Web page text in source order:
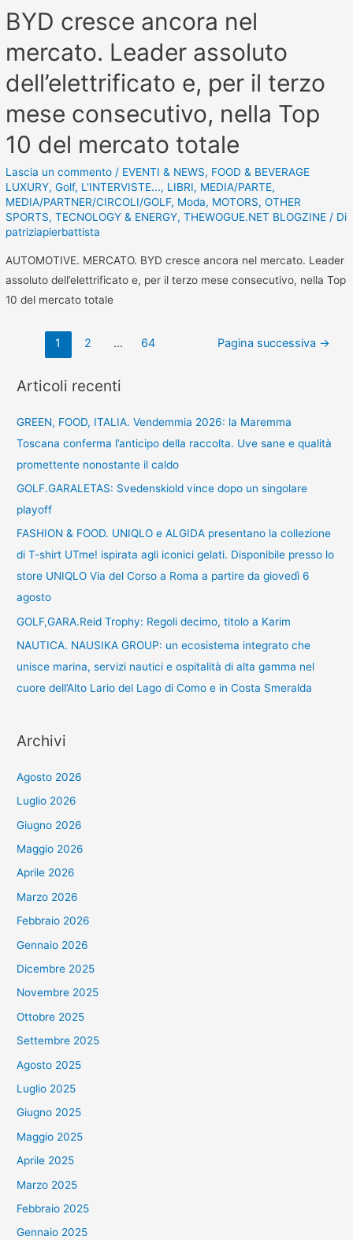
BYD cresce ancora nel
mercato. Leader assoluto
dell’elettrificato e, per il terzo
mese consecutivo, nella Top
10 del mercato totale
Lascia un commento / EVENTI & NEWS, FOOD & BEVERAGE
LUXURY,Golf, L'INTERVISTE..., LIBRI, MEDIA/PARTE,
MEDIA/PARTNER/CIRCOLI/GOLF, Moda, MOTORS,OTHER
SPORTS,TECNOLOGY & ENERGY,THEWOGUE.NET BLOGZINE / Di
patriziapierbattista
AUTOMOTIVE. MERCATO. BYD cresce ancora nel mercato. Leader
assoluto dell’elettrificato e, per il terzo mese consecutivo, nella Top
10 del mercato totale
1 2 … 64 Pagina successiva →
Articoli recenti
GREEN, FOOD, ITALIA. Vendemmia 2026: la Maremma
Toscana conferma l’anticipo della raccolta. Uve sane e qualità
promettente nonostante il caldo
GOLF.GARALETAS: Svedenskiold vince dopo un singolare
playoff
FASHION & FOOD. UNIQLO e ALGIDA presentano la collezione
di T-shirt UTme! ispirata agli iconici gelati. Disponibile presso lo
store UNIQLO Via del Corso a Roma a partire da giovedì 6
agosto
GOLF,GARA.Reid Trophy: Regoli decimo, titolo a Karim
NAUTICA. NAUSIKA GROUP: un ecosistema integrato che
unisce marina, servizi nautici e ospitalità di alta gamma nel
cuore dell’Alto Lario del Lago di Como e in Costa Smeralda
Archivi
Agosto 2026
Luglio 2026
Giugno 2026
Maggio 2026
Aprile 2026
Marzo 2026
Febbraio 2026
Gennaio 2026
Dicembre 2025
Novembre 2025
Ottobre 2025
Settembre 2025
Agosto 2025
Luglio 2025
Giugno 2025
Maggio 2025
Aprile 2025
Marzo 2025
Febbraio 2025
Gennaio 2025